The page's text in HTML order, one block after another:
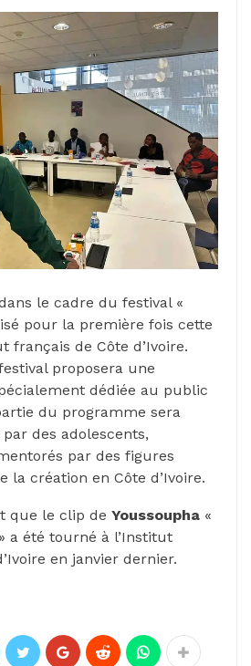
le cadre du festival «
pour la première fois cette
français de Côte d’Ivoire.
proposera une
dédiée au public
du programme sera
des adolescents,
par des figures
la création en Côte d’Ivoire.
que le clip de Youssoupha «
» a été tourné à l’Institut
en janvier dernier.